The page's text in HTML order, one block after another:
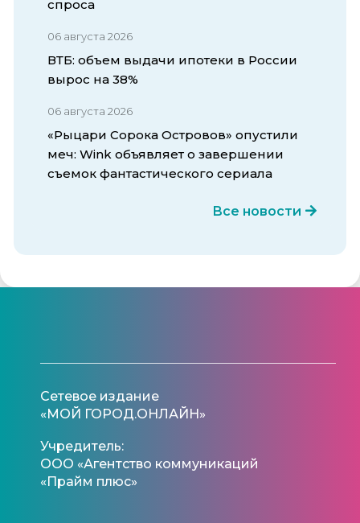
спроса
06 августа 2026
ВТБ: объем выдачи ипотеки в России
вырос на 38%
06 августа 2026
«Рыцари Сорока Островов» опустили
меч: Wink объявляет о завершении
съемок фантастического сериала
Все новости
Сетевое издание
«МОЙ ГОРОД.ОНЛАЙН»
Учредитель:
ООО «Агентство коммуникаций
«Прайм плюс»